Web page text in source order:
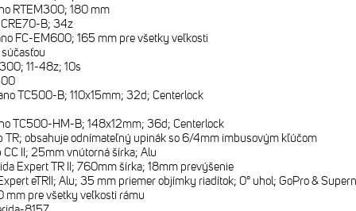
RTEM300; 180 mm
B; 34z
FC-EM600; 165 mm pre všetky veľkosti
súčasťou
11-48z; 10s
TC500-B; 110x15mm; 32d; Centerlock
TC500-HM-B; 148x12mm; 36d; Centerlock
TR; obsahuje odnímateľný upinák so 6/4mm imbusovým kľúčom
CC II; 25mm vnútorná šírka; Alu
Expert TR II; 760mm šírka; 18mm prevýšenie
eTRII; Alu; 35 mm priemer objímky riadítok; 0° uhol; GoPro &
mm pre všetky veľkosti rámu